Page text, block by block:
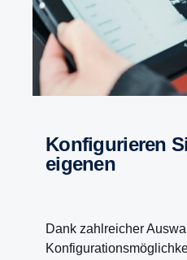
Konfigurieren Sie Ihren
eigenen
Dank zahlreicher